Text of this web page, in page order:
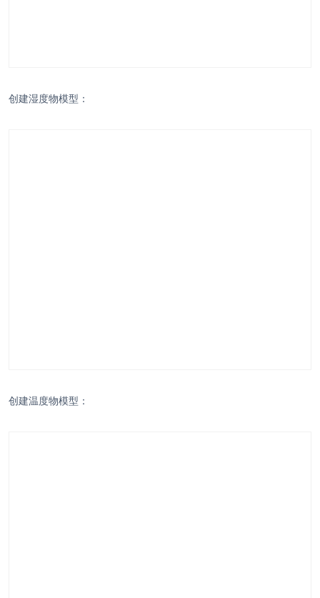
创建湿度物模型：
创建温度物模型：